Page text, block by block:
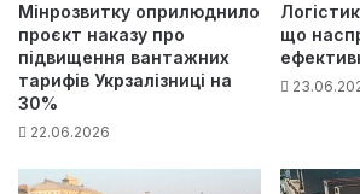
Мінрозвитку оприлюднило
проєкт наказу про
підвищення вантажних
тарифів Укрзалізниці на
30%
22.06.2026
що